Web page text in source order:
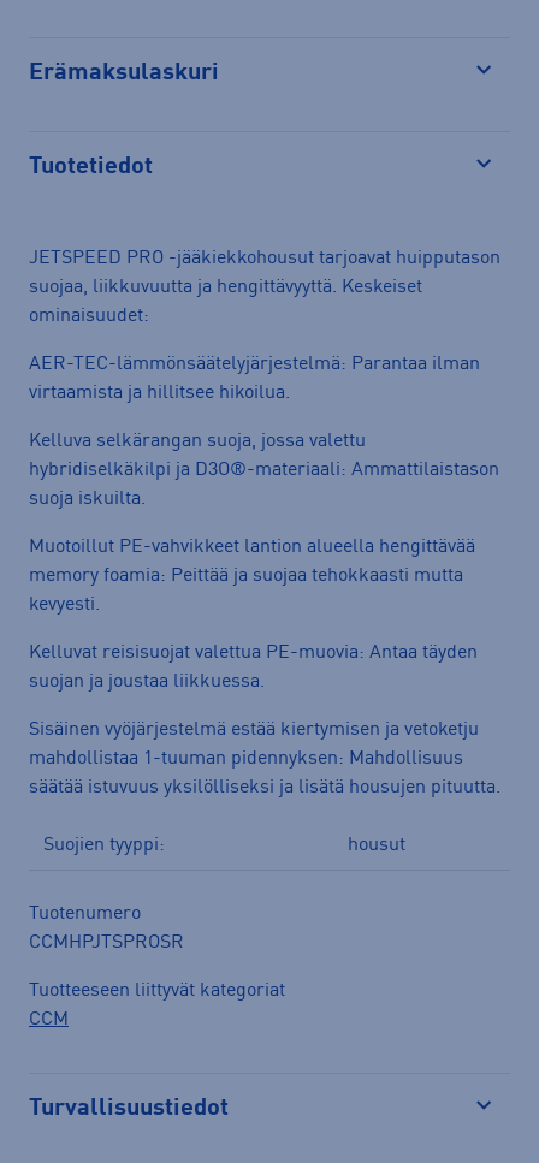
Erämaksulaskuri
Tuotetiedot
JETSPEED PRO -jääkiekkohousut tarjoavat huipputason
suojaa, liikkuvuutta ja hengittävyyttä. Keskeiset
ominaisuudet:
AER-TEC-lämmönsäätelyjärjestelmä: Parantaa ilman
virtaamista ja hillitsee hikoilua.
Kelluva selkärangan suoja, jossa valettu
hybridiselkäkilpi ja D3O®-materiaali: Ammattilaistason
suoja iskuilta.
Muotoillut PE-vahvikkeet lantion alueella hengittävää
memory foamia: Peittää ja suojaa tehokkaasti mutta
kevyesti.
Kelluvat reisisuojat valettua PE-muovia: Antaa täyden
suojan ja joustaa liikkuessa.
Sisäinen vyöjärjestelmä estää kiertymisen ja vetoketju
mahdollistaa 1-tuuman pidennyksen: Mahdollisuus
säätää istuvuus yksilölliseksi ja lisätä housujen pituutta.
Suojien tyyppi: housut
Tuotenumero
CCMHPJTSPROSR
Tuotteeseen liittyvät kategoriat
CCM
Turvallisuustiedot